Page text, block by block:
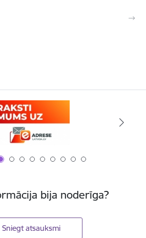
bija noderīga?
Sniegt atsauksmi